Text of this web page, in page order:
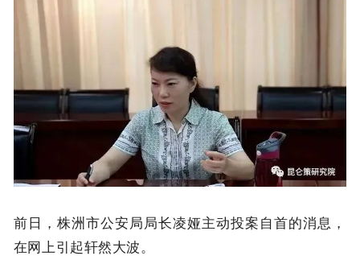
前日，株洲市公安局局长凌娅主动投案自首的消息，
在网上引起轩然大波。